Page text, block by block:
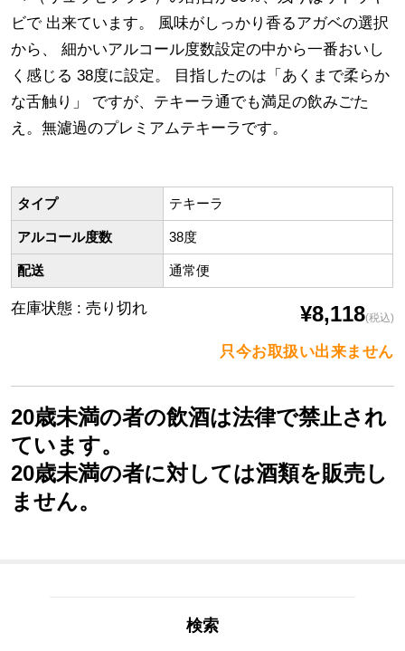
ビで 出来ています。 風味がしっかり香るアガベの選択
から、 細かいアルコール度数設定の中から一番おいし
く感じる 38度に設定。 目指したのは「あくまで柔らか
な舌触り」 ですが、テキーラ通でも満足の飲みごた
え。無濾過のプレミアムテキーラです。
タイプ テキーラ
アルコール度数 38度
配送 通常便
在庫状態 : 売り切れ ¥8,118(税込)
只今お取扱い出来ません
20歳未満の者の飲酒は法律で禁止され
ています。
20歳未満の者に対しては酒類を販売し
ません。
検索